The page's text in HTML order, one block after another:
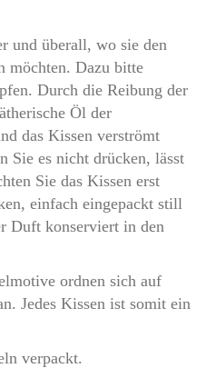
und überall, wo sie den
möchten. Dazu bitte
Durch die Reibung der
Öl der
das Kissen verströmt
Sie es nicht drücken, lässt
Sie das Kissen erst
einfach eingepackt still
Duft konserviert in den
ordnen sich auf
Jedes Kissen ist somit ein
verpackt.